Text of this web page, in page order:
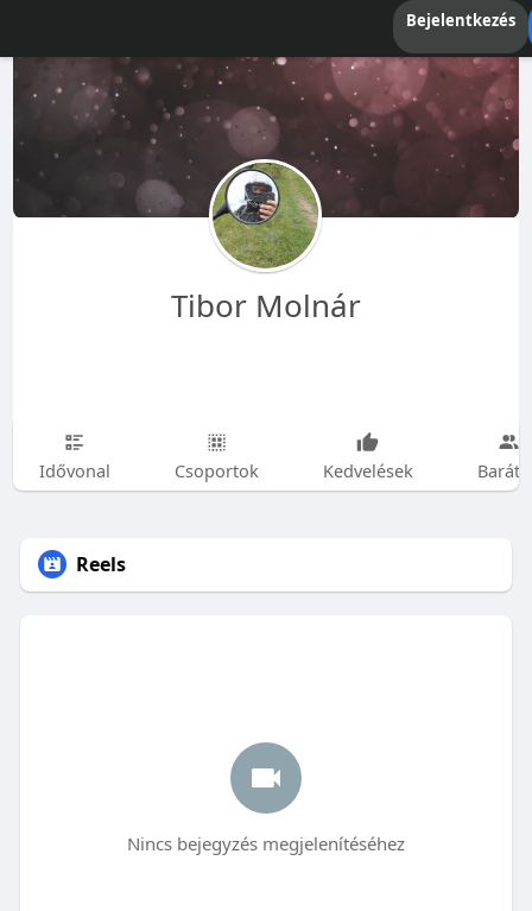
Bejelentkezés
Tibor Molnár
Idővonal Csoportok Kedvelések
Reels
Nincs bejegyzés megjelenítéséhez